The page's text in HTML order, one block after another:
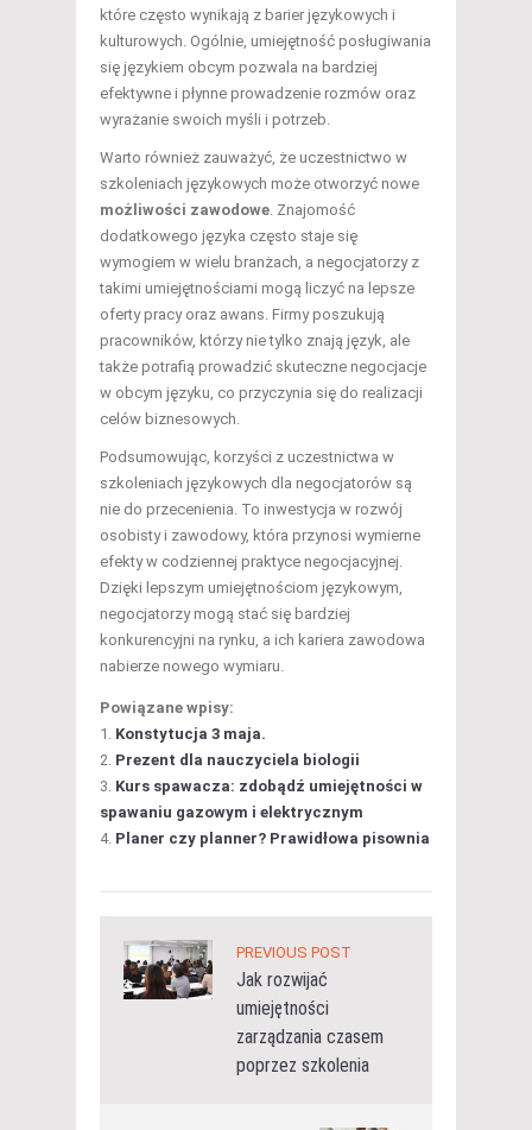
które często wynikają z barier językowych i
kulturowych. Ogólnie, umiejętność posługiwania
się językiem obcym pozwala na bardziej
efektywne i płynne prowadzenie rozmów oraz
wyrażanie swoich myśli i potrzeb.
Warto również zauważyć, że uczestnictwo w
szkoleniach językowych może otworzyć nowe
możliwości zawodowe. Znajomość
dodatkowego języka często staje się
wymogiem w wielu branżach, a negocjatorzy z
takimi umiejętnościami mogą liczyć na lepsze
oferty pracy oraz awans. Firmy poszukują
pracowników, którzy nie tylko znają język, ale
także potrafią prowadzić skuteczne negocjacje
w obcym języku, co przyczynia się do realizacji
celów biznesowych.
Podsumowując, korzyści z uczestnictwa w
szkoleniach językowych dla negocjatorów są
nie do przecenienia. To inwestycja w rozwój
osobisty i zawodowy, która przynosi wymierne
efekty w codziennej praktyce negocjacyjnej.
Dzięki lepszym umiejętnościom językowym,
negocjatorzy mogą stać się bardziej
konkurencyjni na rynku, a ich kariera zawodowa
nabierze nowego wymiaru.
Powiązane wpisy:
Konstytucja 3 maja.
Prezent dla nauczyciela biologii
Kurs spawacza: zdobądź umiejętności w
spawaniu gazowym i elektrycznym
Planer czy planner? Prawidłowa pisownia
PREVIOUS POST
Jak rozwijać
umiejętności
zarządzania czasem
poprzez szkolenia